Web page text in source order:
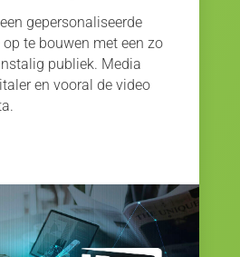
gepersonaliseerde
te bouwen met een zo
publiek. Media
en vooral de video